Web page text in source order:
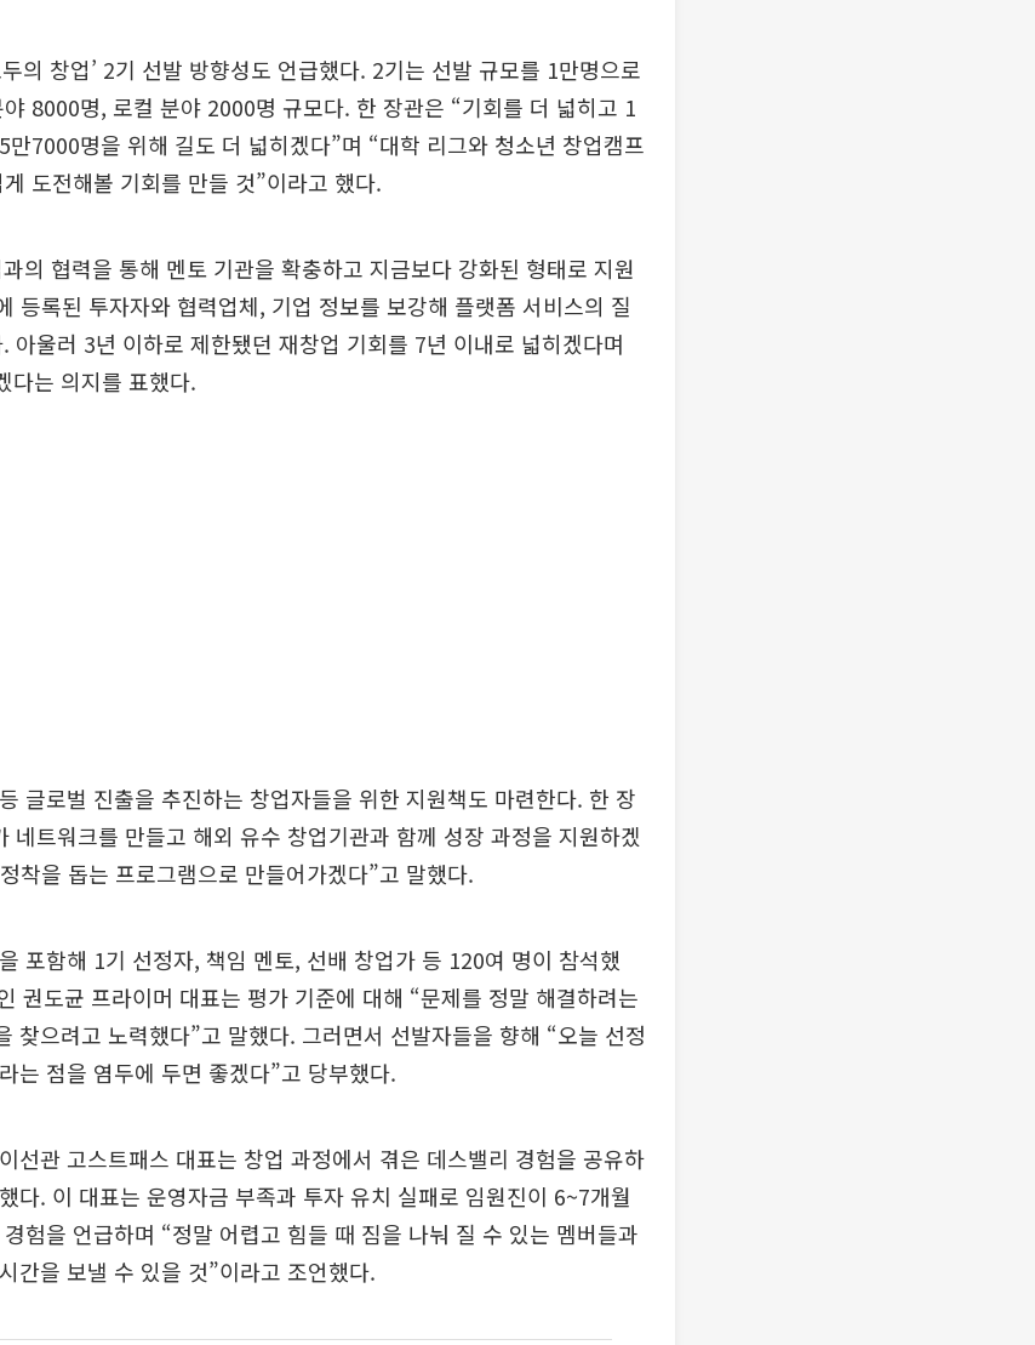
의 창업’ 2기 선발 방향성도 언급했다. 2기는 선발 규모를 1만명으로
8000명, 로컬 분야 2000명 규모다. 한 장관은 “기회를 더 넓히고 1
만7000명을 위해 길도 더 넓히겠다”며 “대학 리그와 청소년 창업캠프
도전해볼 기회를 만들 것”이라고 했다.
의 협력을 통해 멘토 기관을 확충하고 지금보다 강화된 형태로 지원
등록된 투자자와 협력업체, 기업 정보를 보강해 플랫폼 서비스의 질
아울러 3년 이하로 제한됐던 재창업 기회를 7년 이내로 넓히겠다며
다는 의지를 표했다.
글로벌 진출을 추진하는 창업자들을 위한 지원책도 마련한다. 한 장
네트워크를 만들고 해외 유수 창업기관과 함께 성장 과정을 지원하겠
착을 돕는 프로그램으로 만들어가겠다”고 말했다.
포함해 1기 선정자, 책임 멘토, 선배 창업가 등 120여 명이 참석했
권도균 프라이머 대표는 평가 기준에 대해 “문제를 정말 해결하려는
찾으려고 노력했다”고 말했다. 그러면서 선발자들을 향해 “오늘 선정
는 점을 염두에 두면 좋겠다”고 당부했다.
선관 고스트패스 대표는 창업 과정에서 겪은 데스밸리 경험을 공유하
다. 이 대표는 운영자금 부족과 투자 유치 실패로 임원진이 6~7개월
험을 언급하며 “정말 어렵고 힘들 때 짐을 나눠 질 수 있는 멤버들과
간을 보낼 수 있을 것”이라고 조언했다.